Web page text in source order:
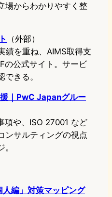
場からわかりやすく整
（外部）
績を重ね、AIMS取得支
の公式サイト。サービ
きる。
｜PwC Japanグルー
項や、ISO 27001 など
ンサルティングの視点
編」対策マッピング